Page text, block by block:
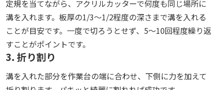
定規を当てながら、アクリルカッターで何度も同じ場所に
溝を入れます。板厚の1/3〜1/2程度の深さまで溝を入れる
ことが目安です。一度で切ろうとせず、5〜10回程度繰り返
すことがポイントです。
3. 折り割り
溝を入れた部分を作業台の端に合わせ、下側に力を加えて